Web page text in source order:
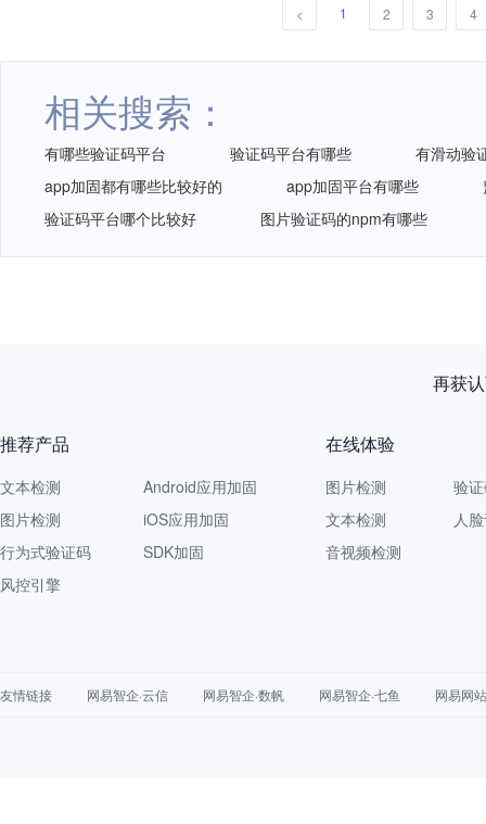
< 1 2 3 4
相关搜索：
有哪些验证码平台 验证码平台有哪些
有滑动验
app加固都有哪些比较好的
app加固平台有哪些
验证码平台哪个比较好
图片验证码的npm有哪些
网易智企重磅发
推荐产品
文本检测
图片检测
行为式验证码
风控引擎
Android应用加固
iOS应用加固
SDK加固
在线体验
图片检测
文本检测
音视频检测
验
人
友情链接 网易智企·云信 网易智企·数帆 网易智企·七鱼 网易网